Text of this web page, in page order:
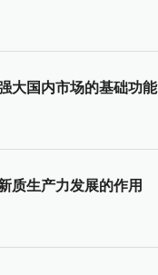
大国内市场的基础功能
质生产力发展的作用